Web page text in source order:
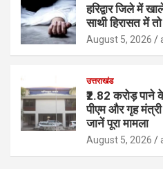
हरिद्वार जिले में
साथी हिरासत में
August 5, 2026
उत्तराखंड
₹2.82 करोड़ पाने
पीएम और गृह
जानें पूरा मामला
August 5, 2026